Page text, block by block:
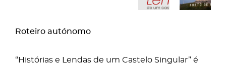
Roteiro autónomo
“Histórias e Lendas de um Castelo Singular” é